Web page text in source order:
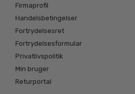
Firmaprofil
Handelsbetingelser
Fortrydelsesret
Fortrydelsesformular
Privatlivspolitik
Min bruger
Returportal